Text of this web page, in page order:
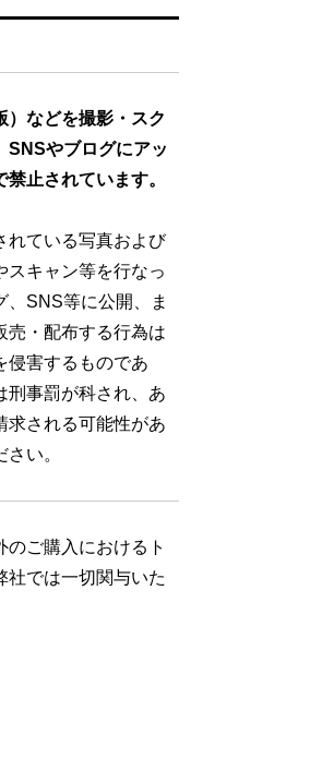
）などを撮影・スク
SNSやブログにアッ
止されています。
れている写真および
スキャン等を行なっ
、SNS等に公開、ま
売・配布する行為は
侵害するものであ
刑事罰が科され、あ
求される可能性があ
い。
のご購入におけるト
社では一切関与いた